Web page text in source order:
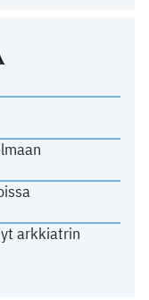
arkkiatrin